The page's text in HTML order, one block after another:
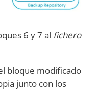
6 y 7 al fichero
bloque modificado
junto con los